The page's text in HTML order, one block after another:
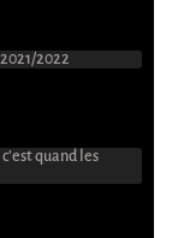
2022
quand les